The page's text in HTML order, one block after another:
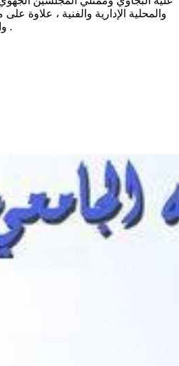
والمحلية الإدارية والفنية ، علاوة
والجمعياتي المدني والمدرسي .